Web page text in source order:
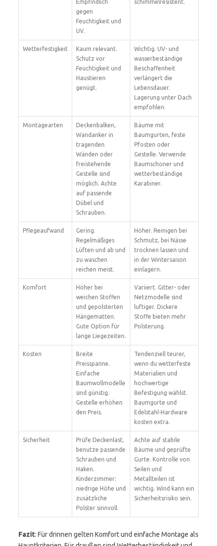
Empfindlich
gegen
Feuchtigkeit und
UV.
schimmelresistent.
Wetterfestigkeit
Kaum relevant.
Schutz vor
Feuchtigkeit und
Haustieren
genügt.
Wichtig. UV- und
wasserbeständige
Beschaffenheit
verlängert die
Lebensdauer.
Lagerung unter Dach
empfohlen.
Montagearten
Deckenbalken,
Wandanker in
tragenden
Wänden oder
freistehende
Gestelle sind
möglich. Achte
auf passende
Dübel und
Schrauben.
Bäume mit
Baumgurten, feste
Pfosten oder
Gestelle. Verwende
Baumschoner und
wetterbeständige
Karabiner.
Pflegeaufwand
Gering.
Regelmäßiges
Lüften und ab und
zu waschen
reichen meist.
Höher. Reinigen bei
Schmutz, bei Nässe
trocknen lassen und
in der Wintersaison
einlagern.
Komfort
Höher bei
weichen Stoffen
und gepolsterten
Hängematten.
Gute Option für
lange Liegezeiten.
Variiert. Gitter- oder
Netzmodelle sind
luftiger. Dickere
Stoffe bieten mehr
Polsterung.
Kosten
Breite
Preisspanne.
Einfache
Baumwollmodelle
sind günstig.
Gestelle erhöhen
den Preis.
Tendenziell teurer,
wenn du wetterfeste
Materialien und
hochwertige
Befestigung wählst.
Baumgurte und
Edelstahl-Hardware
kosten extra.
Sicherheit
Prüfe Deckenlast,
benutze passende
Schrauben und
Haken.
Kinderzimmer:
niedrige Höhe und
zusätzliche
Polster sinnvoll.
Achte auf stabile
Bäume und geprüfte
Gurte. Kontrolle von
Seilen und
Metallteilen ist
wichtig. Wind kann ein
Sicherheitsrisiko sein.
Fazit: Für drinnen gelten Komfort und einfache Montage als